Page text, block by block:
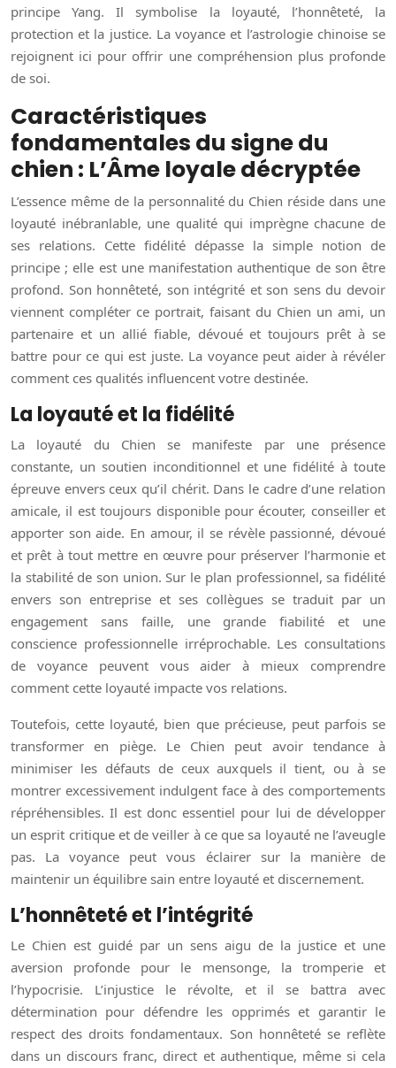
principe Yang. Il symbolise la loyauté, l’honnêteté, la
protection et la justice. La voyance et l’astrologie chinoise se
rejoignent ici pour offrir une compréhension plus profonde
de soi.
Caractéristiques
fondamentales du signe du
chien : L’Âme loyale décryptée
L’essence même de la personnalité du Chien réside dans une
loyauté inébranlable, une qualité qui imprègne chacune de
ses relations. Cette fidélité dépasse la simple notion de
principe ; elle est une manifestation authentique de son être
profond. Son honnêteté, son intégrité et son sens du devoir
viennent compléter ce portrait, faisant du Chien un ami, un
partenaire et un allié fiable, dévoué et toujours prêt à se
battre pour ce qui est juste. La voyance peut aider à révéler
comment ces qualités influencent votre destinée.
La loyauté et la fidélité
La loyauté du Chien se manifeste par une présence
constante, un soutien inconditionnel et une fidélité à toute
épreuve envers ceux qu’il chérit. Dans le cadre d’une relation
amicale, il est toujours disponible pour écouter, conseiller et
apporter son aide. En amour, il se révèle passionné, dévoué
et prêt à tout mettre en œuvre pour préserver l’harmonie et
la stabilité de son union. Sur le plan professionnel, sa fidélité
envers son entreprise et ses collègues se traduit par un
engagement sans faille, une grande fiabilité et une
conscience professionnelle irréprochable. Les consultations
de voyance peuvent vous aider à mieux comprendre
comment cette loyauté impacte vos relations.
Toutefois, cette loyauté, bien que précieuse, peut parfois se
transformer en piège. Le Chien peut avoir tendance à
minimiser les défauts de ceux auxquels il tient, ou à se
montrer excessivement indulgent face à des comportements
répréhensibles. Il est donc essentiel pour lui de développer
un esprit critique et de veiller à ce que sa loyauté ne l’aveugle
pas. La voyance peut vous éclairer sur la manière de
maintenir un équilibre sain entre loyauté et discernement.
L’honnêteté et l’intégrité
Le Chien est guidé par un sens aigu de la justice et une
aversion profonde pour le mensonge, la tromperie et
l’hypocrisie. L’injustice le révolte, et il se battra avec
détermination pour défendre les opprimés et garantir le
respect des droits fondamentaux. Son honnêteté se reflète
dans un discours franc, direct et authentique, même si cela